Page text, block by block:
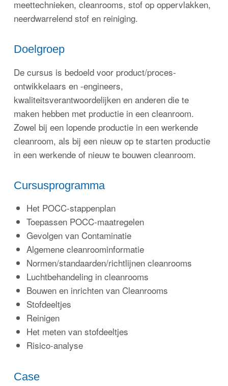
meettechnieken, cleanrooms, stof op oppervlakken,
neerdwarrelend stof en reiniging.
Doelgroep
De cursus is bedoeld voor product/proces-
ontwikkelaars en -engineers,
kwaliteitsverantwoordelijken en anderen die te
maken hebben met productie in een cleanroom.
Zowel bij een lopende productie in een werkende
cleanroom, als bij een nieuw op te starten productie
in een werkende of nieuw te bouwen cleanroom.
Cursusprogramma
Het POCC-stappenplan
Toepassen POCC-maatregelen
Gevolgen van Contaminatie
Algemene cleanroominformatie
Normen/standaarden/richtlijnen cleanrooms
Luchtbehandeling in cleanrooms
Bouwen en inrichten van Cleanrooms
Stofdeeltjes
Reinigen
Het meten van stofdeeltjes
Risico-analyse
Case